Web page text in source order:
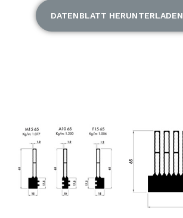
DATENBLATT HERUNTERLADEN